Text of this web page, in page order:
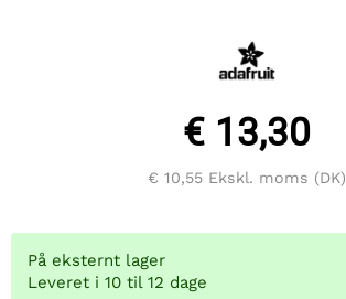
€ 13,30
€ 10,55 Ekskl. moms (DK)
På eksternt lager
Leveret i 10 til 12 dage